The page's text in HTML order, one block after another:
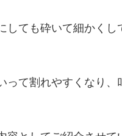
ても砕いて細かくし
って割れやすくなり、